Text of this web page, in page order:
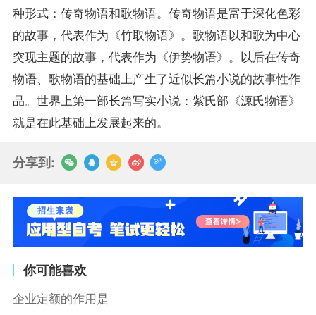
种形式：传奇物语和歌物语。传奇物语是富于深化色彩
的故事，代表作为《竹取物语》。歌物语以和歌为中心
突现主题的故事，代表作为《伊势物语》。以后在传奇
物语、歌物语的基础上产生了近似长篇小说的故事性作
品。世界上第一部长篇写实小说：紫氏部《源氏物语》
就是在此基础上发展起来的。
分享到:
你可能喜欢
企业定额的作用是